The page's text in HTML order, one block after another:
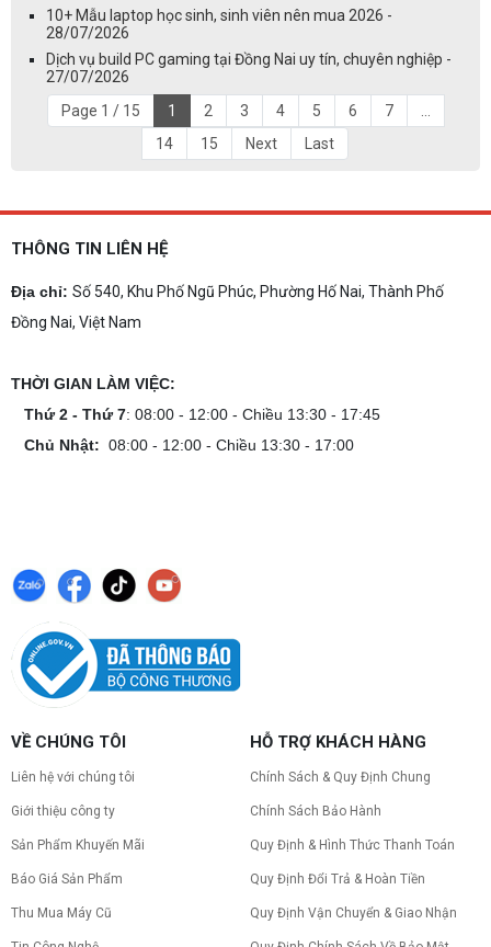
10+ Mẫu laptop học sinh, sinh viên nên mua 2026 -
28/07/2026
Dịch vụ build PC gaming tại Đồng Nai uy tín, chuyên nghiệp -
27/07/2026
Page 1 / 15
1 2 3 4 5 6 7
...
14
15 Next Last
THÔNG TIN LIÊN HỆ
Địa chỉ: Số 540, Khu Phố Ngũ Phúc, Phường Hố Nai, Thành Phố
Đồng Nai, Việt Nam
THỜI GIAN LÀM VIỆC:
Thứ 2 - Thứ 7: 08:00 - 12:00 - Chiều 13:30 - 17:45
Chủ Nhật: 08:00 - 12:00 - Chiều 13:30 - 17:00
VỀ CHÚNG TÔI
Liên hệ với chúng tôi
Giới thiệu công ty
Sản Phẩm Khuyến Mãi
Báo Giá Sản Phẩm
Thu Mua Máy Cũ
HỖ TRỢ KHÁCH HÀNG
Chính Sách & Quy Định Chung
Chính Sách Bảo Hành
Quy Định & Hình Thức Thanh Toán
Quy Định Đổi Trả & Hoàn Tiền
Quy Định Vận Chuyển & Giao Nhận